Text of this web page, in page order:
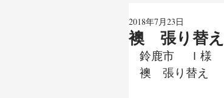
襖 張り替え
2018年7月23日
鈴鹿市 　Ｉ様
襖　張り替え